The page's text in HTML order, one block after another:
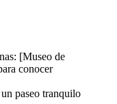
[Museo de
conocer
paseo tranquilo